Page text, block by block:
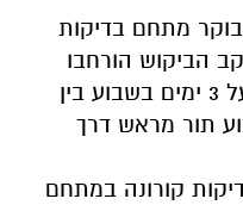
מתחם בדיקות
הביקוש הורחבו
שעות הפעילות והמתחם יפעל 3 ימים בשבוע בין
יש לקבוע תור מראש דרך
קורונה במתחם